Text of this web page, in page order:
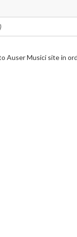
Auser Musici site in